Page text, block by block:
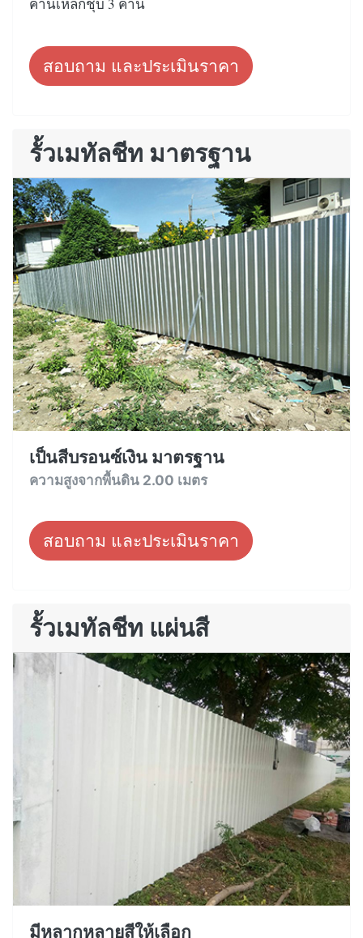
สอบถาม และประเมินราคา
รั้วเมทัลชีท มาตรฐาน
เป็นสีบรอนซ์เงิน มาตรฐาน
ความสูงจากพื้นดิน 2.00 เมตร
สอบถาม และประเมินราคา
รั้วเมทัลชีท แผ่นสี
มีหลากหลายสีให้เลือก